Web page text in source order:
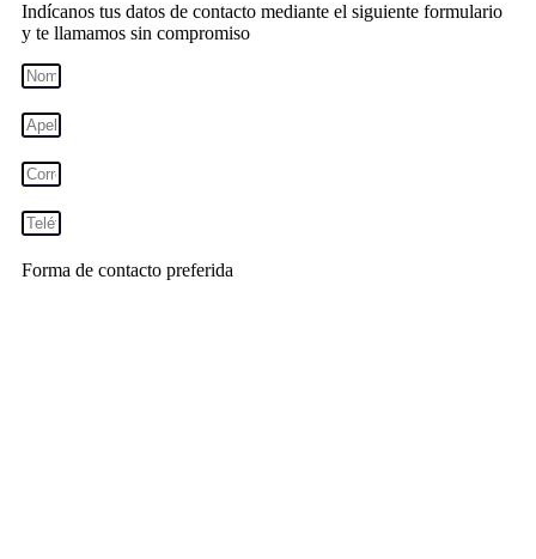
Indícanos tus datos de contacto mediante el siguiente formulario
y te llamamos sin compromiso
Forma de contacto preferida